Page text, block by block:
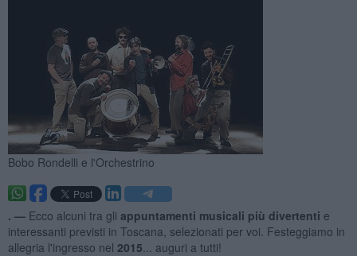
Bobo Rondelli e l'Orchestrino
. — Ecco alcuni tra gli appuntamenti musicali più divertenti e
interessanti previsti in Toscana, selezionati per voi. Festeggiamo in
allegria l'ingresso nel 2015 ... auguri a tutti!